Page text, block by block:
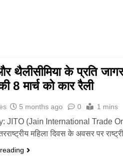
थैलीसीमिया के प्रति
8 मार्च को कार रैली
5 months ago 0 1 mins
JITO (Jain International Trade
महिला दिवस के अवसर पर